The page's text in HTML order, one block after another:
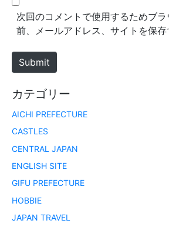
*
e
次回のコメントで使用するためブ
前、メールアドレス、サイトを保存
Submit
カテゴリー
AICHI PREFECTURE
CASTLES
CENTRAL JAPAN
ENGLISH SITE
GIFU PREFECTURE
HOBBIE
JAPAN TRAVEL